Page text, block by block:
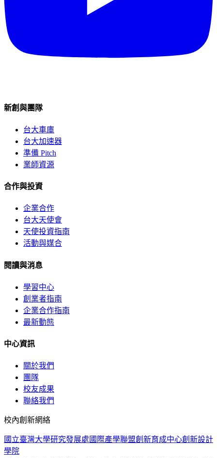
新創與團隊
台大車庫
台大加速器
準備 Pitch
業師資源
合作與投資
企業合作
台大天使會
天使投資指南
活動與媒合
閱讀與消息
學習中心
創業者指南
企業合作指南
最新動態
中心資訊
關於我們
團隊
校友成果
聯絡我們
校內創新網絡
國立臺灣大學研究發展處 國際產學聯盟創新育成中心創新設計
學院